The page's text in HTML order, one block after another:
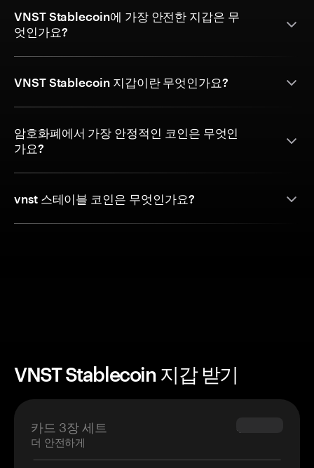
VNST Stablecoin에 가장 안전한 지갑은 무
엇인가요?
VNST Stablecoin 지갑이란 무엇인가요?
암호화폐에서 가장 안정적인 코인은 무엇인
가요?
vnst 스테이블 코인은 무엇인가요?
VNST Stablecoin 지갑 받기
카드 3장 세트
더 안전하게
$69.90